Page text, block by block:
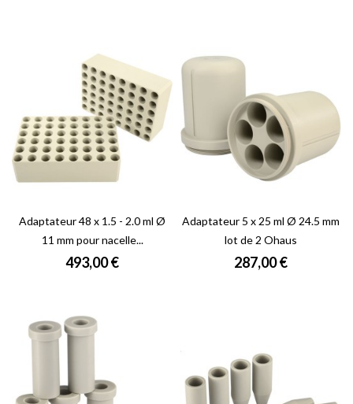
Adaptateur 48 x 1.5 - 2.0 ml Ø
11 mm pour nacelle...
Prix
493,00 €
Adaptateur 5 x 25 ml Ø 24.5 mm
lot de 2 Ohaus
Prix
287,00 €